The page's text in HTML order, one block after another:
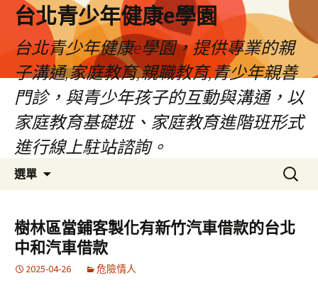
台北青少年健康e學園
台北青少年健康e學園，提供專業的親
子溝通,家庭教育,親職教育,青少年親善
門診，與青少年孩子的互動與溝通，以
家庭教育基礎班、家庭教育進階班形式
進行線上駐站諮詢。
選單
容
搜
尋
鍵
字:
樹林區當鋪客製化有新竹汽車借款的台北
中和汽車借款
2025-04-26 危險情人